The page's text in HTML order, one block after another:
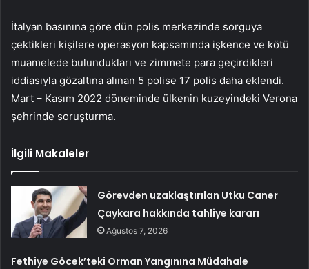
İtalyan basınına göre dün polis merkezinde sorguya
çektikleri kişilere operasyon kapsamında işkence ve kötü
muamelede bulundukları ve zimmete para geçirdikleri
iddiasıyla gözaltına alınan 5 polise 17 polis daha eklendi.
Mart – Kasım 2022 döneminde ülkenin kuzeyindeki Verona
şehrinde soruşturma.
İlgili Makaleler
Görevden uzaklaştırılan Utku Caner
Çaykara hakkında tahliye kararı
Ağustos 7, 2026
Fethiye Göcek’teki Orman Yangınına Müdahale